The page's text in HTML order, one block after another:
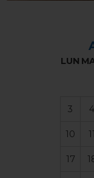
LUN
3 4
10 11
17